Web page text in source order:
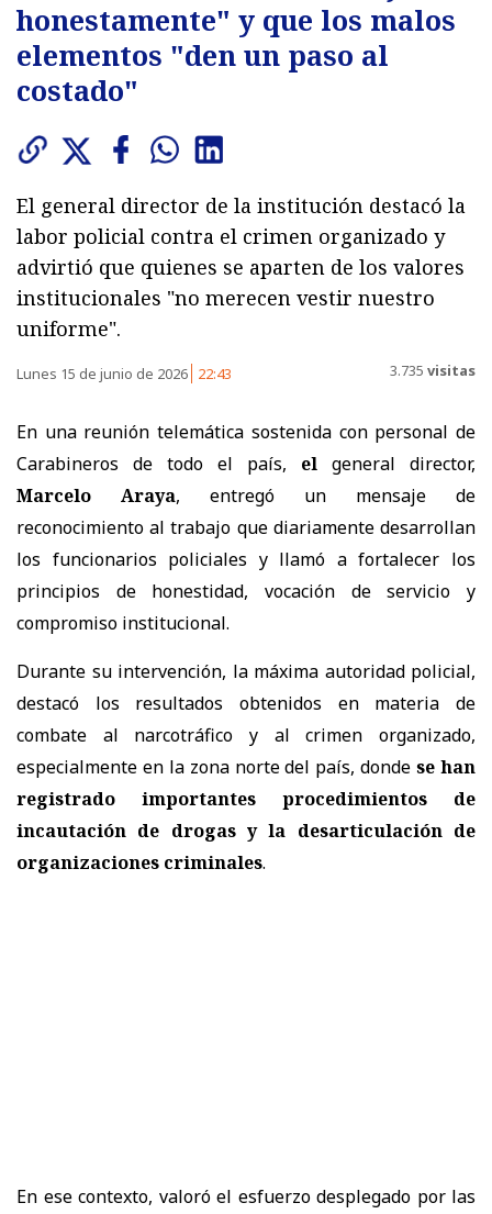
honestamente" y que los malos
elementos "den un paso al
costado"
El general director de la institución destacó la
labor policial contra el crimen organizado y
advirtió que quienes se aparten de los valores
institucionales "no merecen vestir nuestro
uniforme".
Lunes 15 de junio de 2026 22:43 3.735 visitas
En una reunión telemática sostenida con personal de
Carabineros de todo el país, el general director,
Marcelo Araya, entregó un mensaje de
reconocimiento al trabajo que diariamente desarrollan
los funcionarios policiales y llamó a fortalecer los
principios de honestidad, vocación de servicio y
compromiso institucional.
Durante su intervención, la máxima autoridad policial,
destacó los resultados obtenidos en materia de
combate al narcotráfico y al crimen organizado,
especialmente en la zona norte del país, dondese han
registrado importantes procedimientos de
incautación de drogas y la desarticulación de
organizaciones criminales.
En ese contexto, valoró el esfuerzo desplegado por las